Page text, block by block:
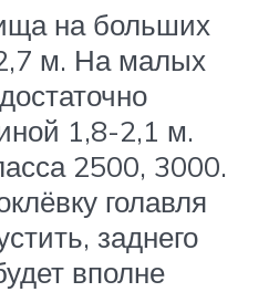
на больших
м. На малых
1,8-2,1 м.
2500, 3000.
голавля
заднего
вполне